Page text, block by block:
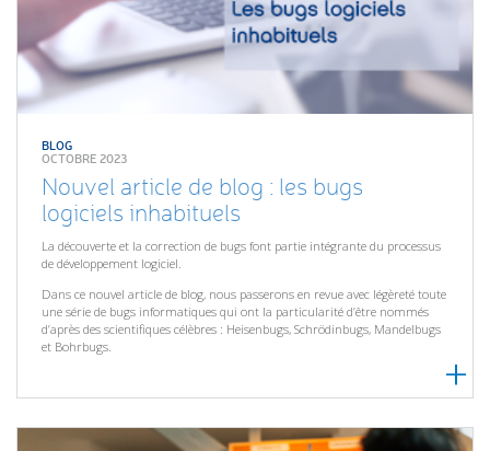
BLOG
OCTOBRE 2023
Nouvel article de blog : les bugs
logiciels inhabituels
La découverte et la correction de bugs font partie intégrante du processus
de développement logiciel.
Dans ce nouvel article de blog, nous passerons en revue avec légèreté toute
une série de bugs informatiques qui ont la particularité d’être nommés
d’après des scientifiques célèbres : Heisenbugs, Schrödinbugs, Mandelbugs
et Bohrbugs.